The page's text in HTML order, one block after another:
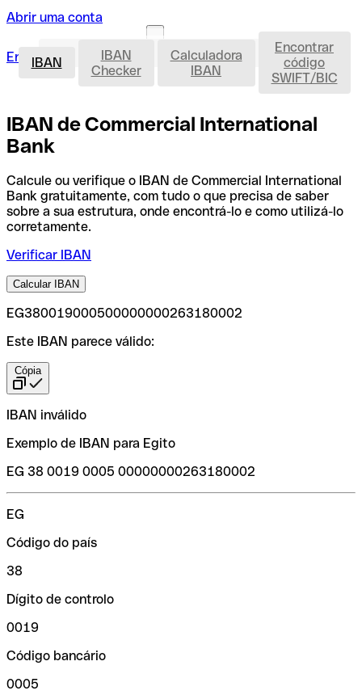
Abrir uma conta
Entrar Abrir uma conta IBAN
IBAN
IBAN
Checker
Calculadora
IBAN
Encontrar
código
SWIFT/BIC
IBAN de Commercial International
Bank
Calcule ou verifique o IBAN de Commercial International
Bank gratuitamente, com tudo o que precisa de saber
sobre a sua estrutura, onde encontrá-lo e como utilizá-lo
corretamente.
Verificar IBAN
Calcular IBAN
EG380019000500000000263180002
Este IBAN parece válido:
Cópia
IBAN inválido
Exemplo de IBAN para Egito
EG 38 0019 0005 00000000263180002
EG
Código do país
38
Dígito de controlo
0019
Código bancário
0005